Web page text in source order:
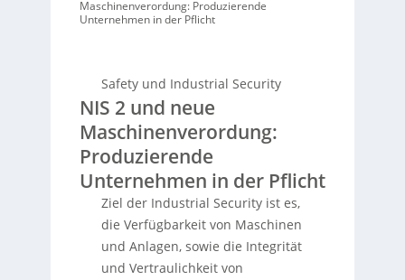
Maschinenverordung: Produzierende
Unternehmen in der Pflicht
Safety und Industrial Security
NIS 2 und neue
Maschinenverordung:
Produzierende
Unternehmen in der Pflicht
Ziel der Industrial Security ist es,
die Verfügbarkeit von Maschinen
und Anlagen, sowie die Integrität
und Vertraulichkeit von